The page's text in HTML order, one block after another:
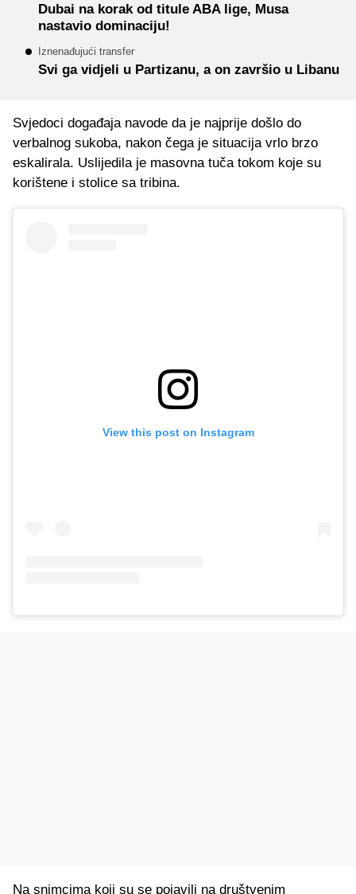
Dubai na korak od titule ABA lige, Musa
nastavio dominaciju!
Iznenađujući transfer
Svi ga vidjeli u Partizanu, a on završio u Libanu
Svjedoci događaja navode da je najprije došlo do
verbalnog sukoba, nakon čega je situacija vrlo brzo
eskalirala. Uslijedila je masovna tuča tokom koje su
korištene i stolice sa tribina.
View this post on Instagram
Na snimcima koji su se pojavili na društvenim